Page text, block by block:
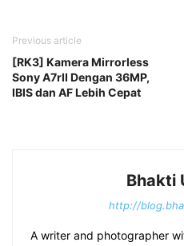
Previous article
[RK3] Kamera Mirrorless
Sony A7rII Dengan 36MP,
IBIS dan AF Lebih Cepat
Bhakti
http://
A writer and photographer